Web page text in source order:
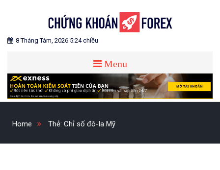
CHỨNG KHOÁN FOREX
Blog chia sẻ về Chứng Khoán và Forex
8 Tháng Tám, 2026 5:24 chiều
Menu
Home Thẻ: Chỉ số đô-la Mỹ